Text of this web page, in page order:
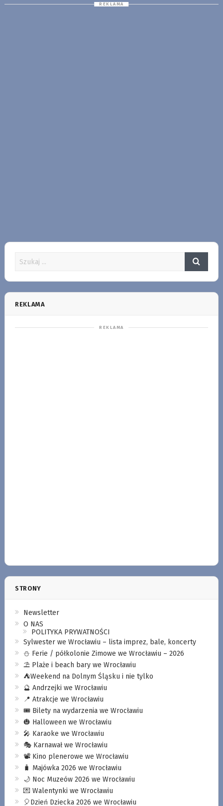
REKLAMA
STRONY
Newsletter
O NAS
POLITYKA PRYWATNOŚCI
Sylwester we Wrocławiu – lista imprez, bale, koncerty
⛄️ Ferie / półkolonie Zimowe we Wrocławiu – 2026
⛱️ Plaże i beach bary we Wrocławiu
⛺️Weekend na Dolnym Śląsku i nie tylko
🔮 Andrzejki we Wrocławiu
📍 Atrakcje we Wrocławiu
🎟️ Bilety na wydarzenia we Wrocławiu
🎃 Halloween we Wrocławiu
🎤 Karaoke we Wrocławiu
🎭 Karnawał we Wrocławiu
📽️ Kino plenerowe we Wrocławiu
🧳 Majówka 2026 we Wrocławiu
🌙 Noc Muzeów 2026 we Wrocławiu
💌 Walentynki we Wrocławiu
🎈Dzień Dziecka 2026 we Wrocławiu